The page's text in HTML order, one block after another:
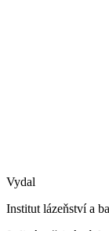
Vydal
Institut lázeňství a